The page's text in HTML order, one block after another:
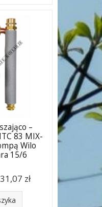
–
83 MIX-
Wilo
15/6
zł